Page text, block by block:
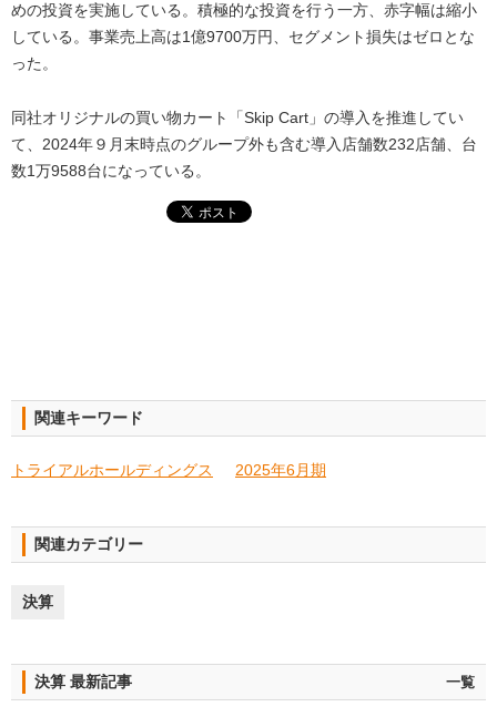
めの投資を実施している。積極的な投資を行う一方、赤字幅は縮小
している。事業売上高は1億9700万円、セグメント損失はゼロとな
った。
同社オリジナルの買い物カート「Skip Cart」の導入を推進してい
て、2024年９月末時点のグループ外も含む導入店舗数232店舗、台
数1万9588台になっている。
関連キーワード
トライアルホールディングス 2025年6月期
関連カテゴリー
決算
決算 最新記事 一覧